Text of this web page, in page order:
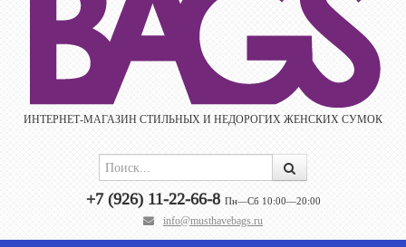
ИНТЕРНЕТ-МАГАЗИН CТИЛЬНЫХ И НЕДОРОГИХ ЖЕНСКИХ СУМОК
+7 (926) 11-22-66-8 Пн—Сб 10:00—20:00
info@musthavebags.ru